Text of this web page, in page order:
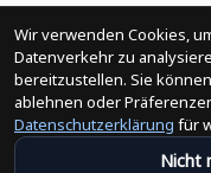
Politiken
Änderungen der Bestellung
Versandpolitik
Wir verwenden Cookies,
Datenverkehr zu
bereitzustellen. Sie
ablehnen oder
Datenschutzerklärung für
Nicht